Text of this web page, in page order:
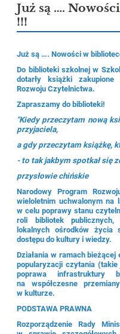
Już są ….
!!!
Już są …. Nowości w
Do biblioteki szkolnej w
dotarły książki
Rozwoju Czytelnictwa.
Zapraszamy do biblioteki!
"Kiedy przeczytam nową
przyjaciela,
a gdy przeczytam książkę,
- to tak jakbym spotkał się
przysłowie chińskie
Narodowy Program
wieloletnim uchwalonym na
w celu poprawy stanu
roli bibliotek
lokalnych ośrodków życia
dostępu do kultury i wiedzy.
Działania w ramach
popularyzacji czytania
poprawa infrastruktury
na współczesne
w kulturze.
PODSTAWA PRAWNA
Rozporządzenie Rady